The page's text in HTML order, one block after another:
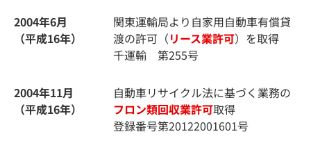
2004年6月
（平成16年）
関東運輸局より自家用自動車有償貸
渡の許可（リース業許可）を取得
千運輸 第255号
2004年11月
（平成16年）
自動車リサイクル法に基づく業務の
フロン類回収業許可取得
登録番号第20122001601号